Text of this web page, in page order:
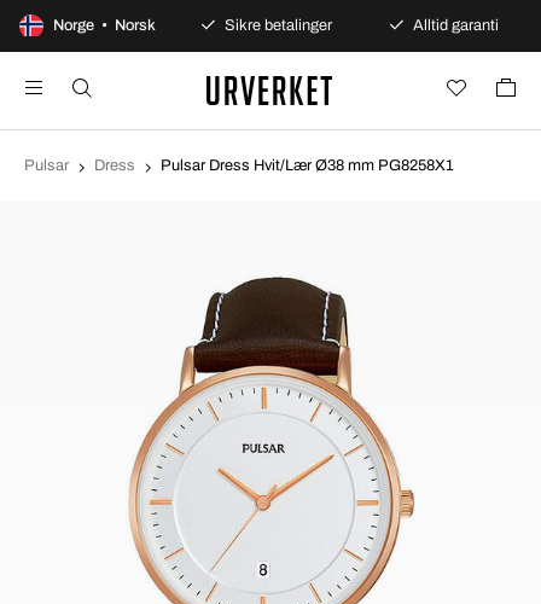
Norge • Norsk
dagers åpent kjøp Sikre betalinger Alltid garanti
Pulsar Dress Pulsar Dress Hvit/Lær Ø38 mm PG8258X1